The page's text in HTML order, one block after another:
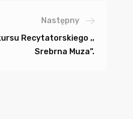
Następny
Recytatorskiego ,,
Srebrna Muza”.